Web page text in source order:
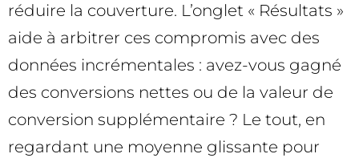
réduire la couverture. L’onglet « Résultats »
aide à arbitrer ces compromis avec des
données incrémentales : avez-vous gagné
des conversions nettes ou de la valeur de
conversion supplémentaire ? Le tout, en
regardant une moyenne glissante pour